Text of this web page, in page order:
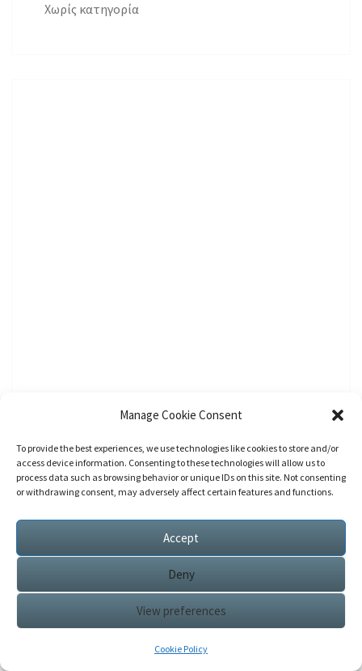
Manage Cookie Consent
To provide the best experiences, we use technologies like cookies to store and/or
access device information. Consenting to these technologies will allow us to
process data such as browsing behavior or unique IDs on this site. Not consenting
or withdrawing consent, may adversely affect certain features and functions.
Accept
Deny
View preferences
Cookie Policy
Χωρίς κατηγορία